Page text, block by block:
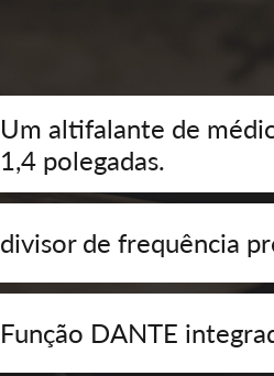
Um altifalante de
1,4 polegadas.
divisor de frequência
Função DANTE